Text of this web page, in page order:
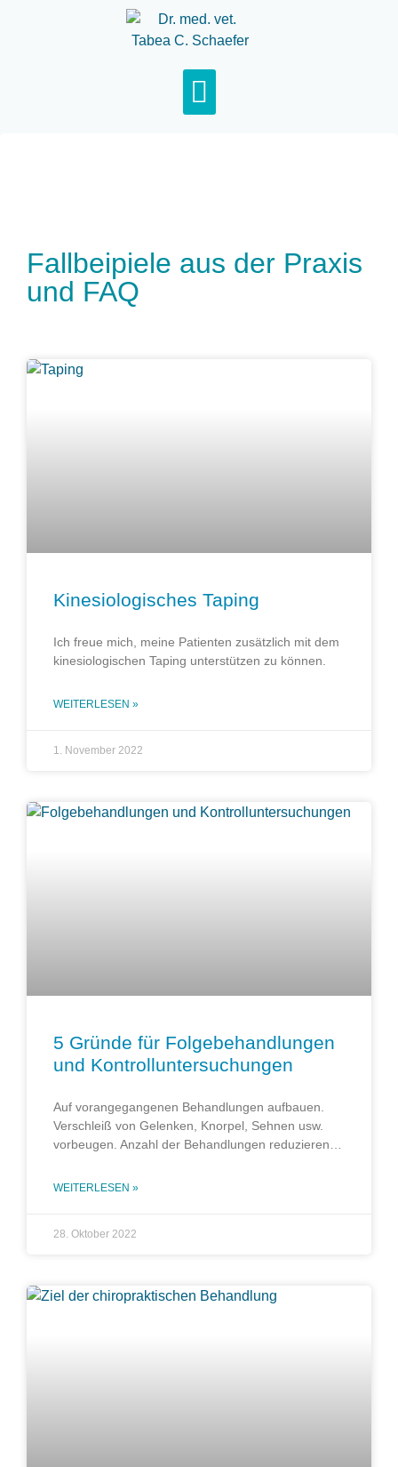
Fallbeipiele aus der Praxis
und FAQ
Kinesiologisches Taping
Ich freue mich, meine Patienten zusätzlich mit dem
kinesiologischen Taping unterstützen zu können.
WEITERLESEN »
1. November 2022
5 Gründe für Folgebehandlungen
und Kontrolluntersuchungen
Auf vorangegangenen Behandlungen aufbauen.
Verschleiß von Gelenken, Knorpel, Sehnen usw.
vorbeugen. Anzahl der Behandlungen reduzieren…
WEITERLESEN »
28. Oktober 2022